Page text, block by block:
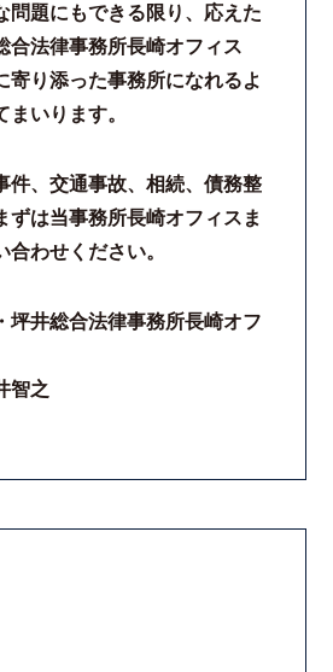
ンタークラーク募集
問題にもできる限り、応えた
合法律事務所長崎オフィス
寄り添った事務所になれるよ
まいります。
件、交通事故、相続、債務整
ずは当事務所長崎オフィスま
わせください。
坪井総合法律事務所長崎オフ
智之